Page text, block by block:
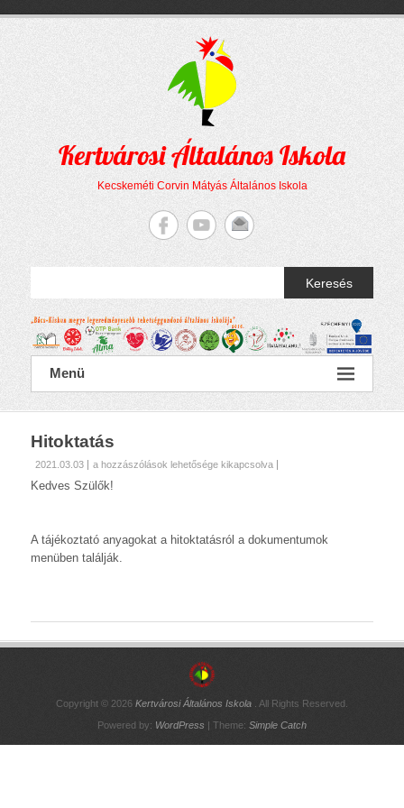
Kertvárosi Általános Iskola
Kecskeméti Corvin Mátyás Általános Iskola
Keresés
Menü
Hitoktatás
2021.03.03
Hitoktatás
bejegyzéshez
a hozzászólások lehetősége kikapcsolva
Kedves Szülők!
A tájékoztató anyagokat a hitoktatásról a dokumentumok
menüben találják.
Copyright © 2026 Kertvárosi Általános Iskola . All Rights Reserved.
Powered by: WordPress | Theme: Simple Catch